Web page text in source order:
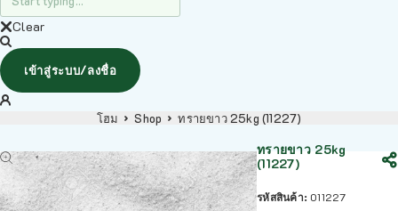
Clear
เข้าสู่ระบบ/ลงชื่อ
โฮม Shop ทรายขาว 25kg (11227)
ทรายขาว 25kg
(11227)
รหัสสินค้า: 011227